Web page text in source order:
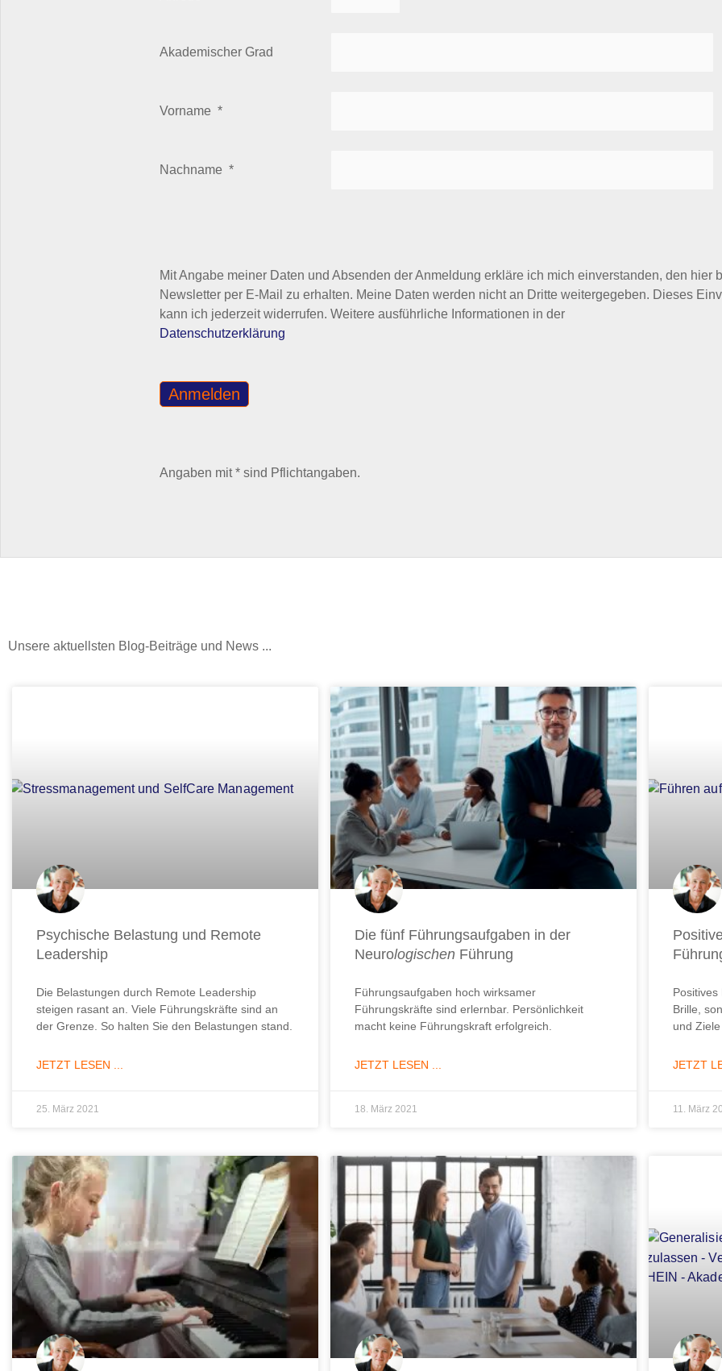
Akademischer Grad
Vorname *
Nachname *
Mit Angabe meiner Daten und Absenden der Anmeldung erkläre ich mich einverstanden, den hier
Newsletter per E-Mail zu erhalten. Meine Daten werden nicht an Dritte weitergegeben. Dieses
kann ich jederzeit widerrufen. Weitere ausführliche Informationen in der
Datenschutzerklärung
Angaben mit * sind Pflichtangaben.
Unsere aktuellsten Blog-Beiträge und News ...
Psychische Belastung und Remote
Leadership
Die Belastungen durch Remote Leadership
steigen rasant an. Viele Führungskräfte sind an
der Grenze. So halten Sie den Belastungen stand.
JETZT LESEN ...
25. März 2021
Die fünf Führungsaufgaben in der
Neurologischen Führung
Führungsaufgaben hoch wirksamer
Führungskräfte sind erlernbar. Persönlichkeit
macht keine Führungskraft erfolgreich.
JETZT LESEN ...
18. März 2021
Brille,
und
JETZT
11. März
SeiteSeite Seite Seite Seite Seite Seite Seite Seite